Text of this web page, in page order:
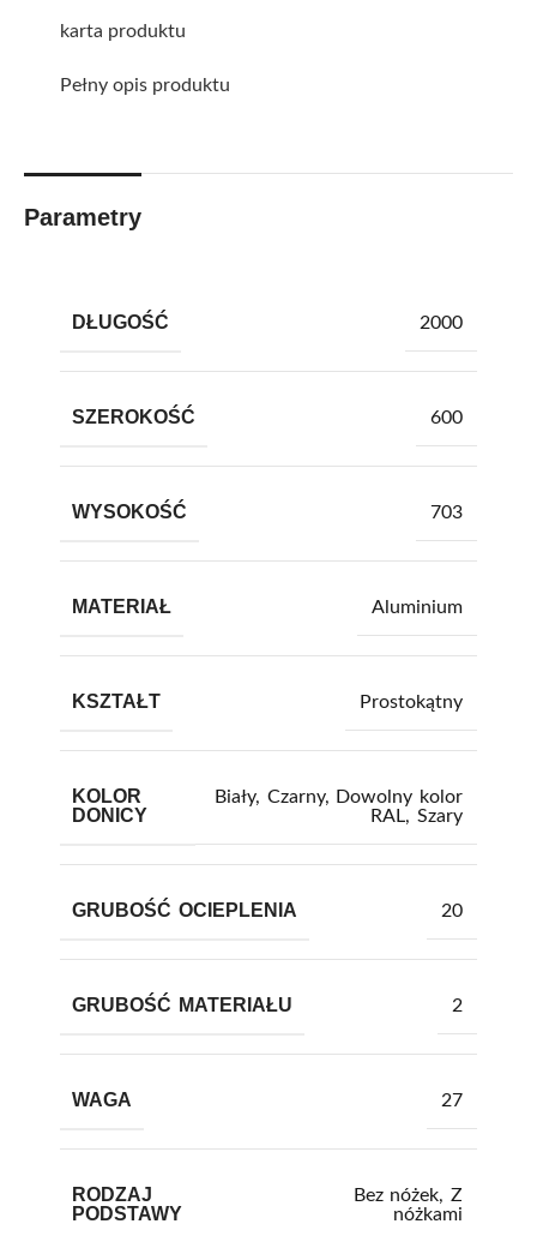
karta produktu
Pełny opis produktu
Parametry
DŁUGOŚĆ 2000
SZEROKOŚĆ 600
WYSOKOŚĆ 703
MATERIAŁ Aluminium
KSZTAŁT Prostokątny
KOLOR
DONICY
Biały, Czarny, Dowolny kolor
RAL, Szary
GRUBOŚĆ OCIEPLENIA 20
GRUBOŚĆ MATERIAŁU 2
WAGA 27
RODZAJ
PODSTAWY
Bez nóżek, Z
nóżkami